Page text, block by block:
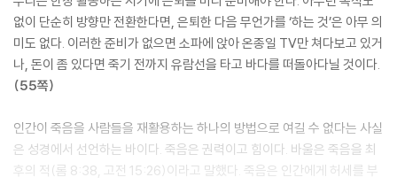
없이 단순히 방향만 전환한다면, 은퇴한 다음 무언가를 ‘하는 것’은 아무 의
미도 없다. 이러한 준비가 없으면 소파에 앉아 온종일 TV만 쳐다보고 있거
나, 돈이 좀 있다면 죽기 전까지 유람선을 타고 바다를 떠돌아다닐 것이다.
(55쪽)
인간이 죽음을 사람들을 재활용하는 하나의 방법으로 여길 수 없다는 사실
은 성경에서 선언하는 바이다. 죽음은 권력이고 힘이다. 바울은 죽음을 최
후의 적(롬 8:38, 고전 15:26)이라고 말했다. 죽음은 인간에게 허세를 부